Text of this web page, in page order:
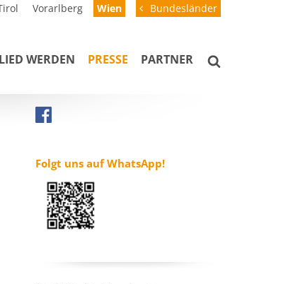
Vorarlberg Wien Bundesländer
WERDEN PRESSE PARTNER
Folgt uns auf WhatsApp!